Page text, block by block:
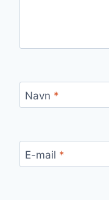
Navn *
E-mail *